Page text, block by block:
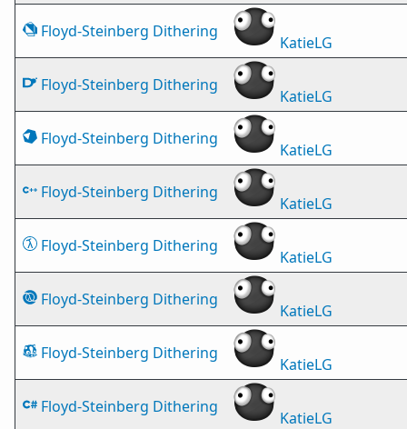
Floyd-Steinberg Dithering
KatieLG
Floyd-Steinberg Dithering
KatieLG
Floyd-Steinberg Dithering
KatieLG
Floyd-Steinberg Dithering
KatieLG
Floyd-Steinberg Dithering
KatieLG
Floyd-Steinberg Dithering
KatieLG
Floyd-Steinberg Dithering
KatieLG
Floyd-Steinberg Dithering
KatieLG